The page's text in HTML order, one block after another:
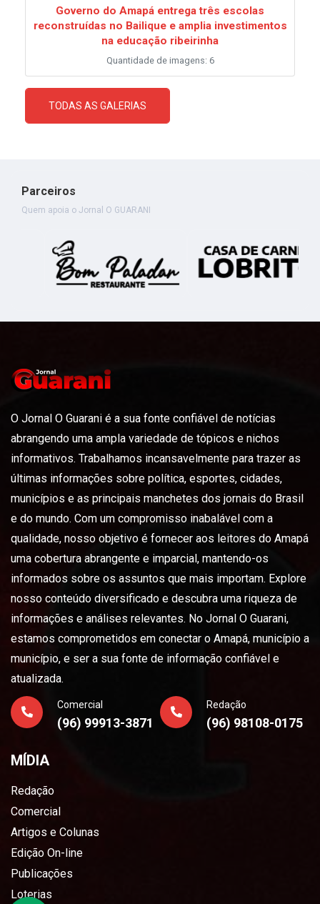
Governo do Amapá entrega três escolas
reconstruídas no Bailique e amplia investimentos
na educação ribeirinha
Quantidade de imagens: 6
TODAS AS GALERIAS
Parceiros
Quem apoia o Jornal O GUARANI
O Jornal O Guarani é a sua fonte confiável de notícias
abrangendo uma ampla variedade de tópicos e nichos
informativos. Trabalhamos incansavelmente para trazer as
últimas informações sobre política, esportes, cidades,
municípios e as principais manchetes dos jornais do Brasil
e do mundo. Com um compromisso inabalável com a
qualidade, nosso objetivo é fornecer aos leitores do Amapá
uma cobertura abrangente e imparcial, mantendo-os
informados sobre os assuntos que mais importam. Explore
nosso conteúdo diversificado e descubra uma riqueza de
informações e análises relevantes. No Jornal O Guarani,
estamos comprometidos em conectar o Amapá, município a
município, e ser a sua fonte de informação confiável e
atualizada.
Comercial
(96) 99913-3871
Redação
(96) 98108-0175
MÍDIA
Redação
Comercial
Artigos e Colunas
Edição On-line
Publicações
Loterias